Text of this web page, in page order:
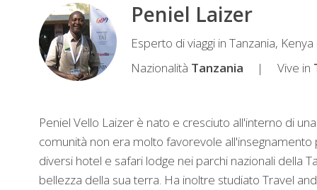
Peniel Laizer
Peniel
Esperto
viaggio
Esperto di viaggi in Tanzania,
Nazionalità Tanzania Vive in
Peniel Vello Laizer è nato e cresciuto all'interno di
comunità non era molto favorevole
diversi hotel e safari lodge nei parchi nazionali della
bellezza della sua terra. Ha inoltre studiato Travel